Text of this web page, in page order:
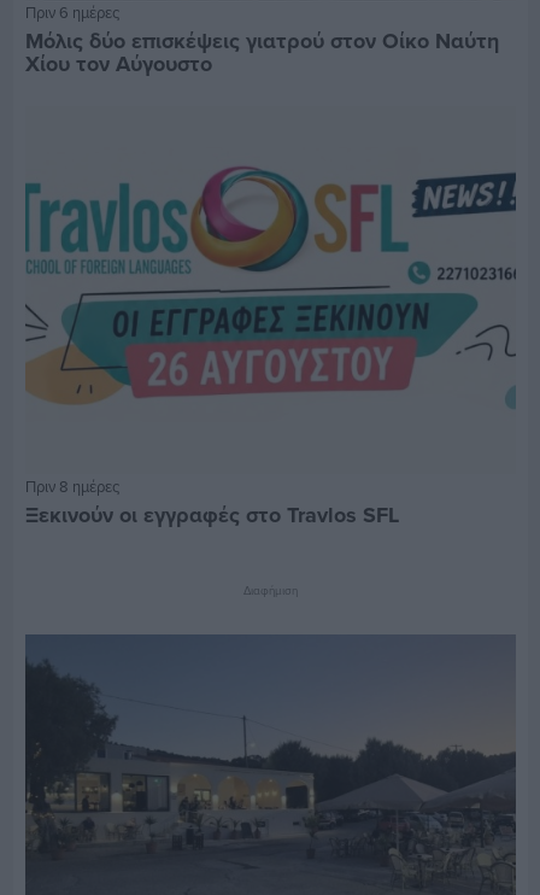
Πριν 6 ημέρες
Μόλις δύο επισκέψεις γιατρού στον Οίκο Ναύτη
Χίου τον Αύγουστο
Πριν 8 ημέρες
Ξεκινούν οι εγγραφές στο Travlos SFL
Διαφήμιση